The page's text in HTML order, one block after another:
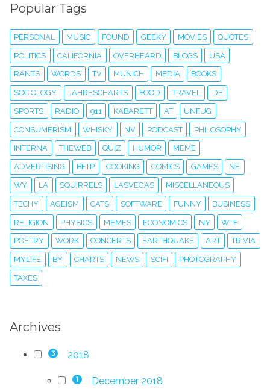
Popular Tags
PERSONAL MUSIC FOUND GEEKY MOVIES QUOTES
POLITICS CALIFORNIA OVERHEARD BLOGS USA
RANTS WORDS TV MUNICH MEDIA BOOKS
SOCIOLOGY JAHRESCHARTS FOOD TRAVEL DE
SPORTS RADIO 911 KABARETT AT UNFUG
CONSUMERISM WHISKY NV PODCAST PHILOSOPHY
INTERNA THEWEB QUIZ HUMOR MEME
ADVERTISING BFTP COOKING COMICS GAMES NE
WY LA SQUIRRELS LASVEGAS MISCELLANEOUS
TECHY AGEISM CATS SOFTWARE FUNNY BUSINESS
RELIGION PHYSICS MEMES ECONOMICS NY WTF
POETRY WORK CONCERTS EARTHQUAKE ART TRIVIA
MYLIFE BY CHARTS NEWS SCIFI PHOTOGRAPHY
TAXES
Archives
3 2018
1 December 2018